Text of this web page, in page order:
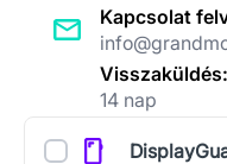
Kapcsolat
Visszaküldés:
14 nap
Kiegészítők